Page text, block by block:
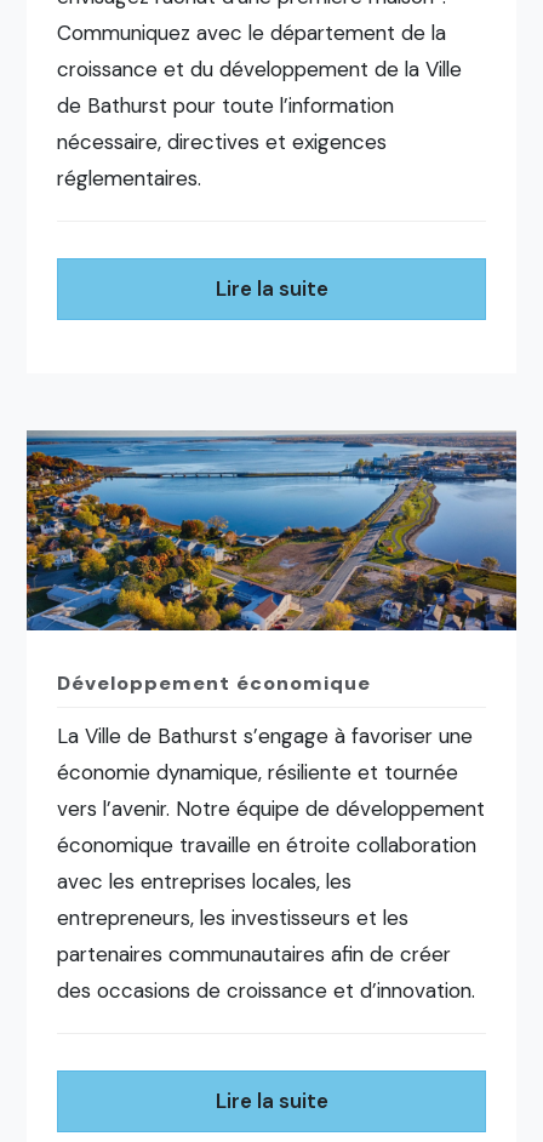
Communiquez avec le département de la
croissance et du développement de la Ville
de Bathurst pour toute l’information
nécessaire, directives et exigences
réglementaires.
Lire la suite
Développement économique
La Ville de Bathurst s’engage à favoriser une
économie dynamique, résiliente et tournée
vers l’avenir. Notre équipe de développement
économique travaille en étroite collaboration
avec les entreprises locales, les
entrepreneurs, les investisseurs et les
partenaires communautaires afin de créer
des occasions de croissance et d’innovation.
Lire la suite